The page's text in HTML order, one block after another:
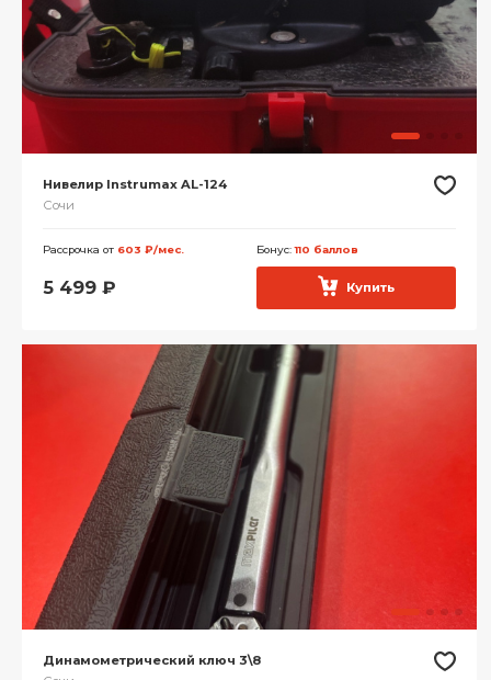
Нивелир Instrumax AL-124
Сочи
Рассрочка от 603 ₽/мес. Бонус:110 баллов
5 499 ₽ Купить
Динамометрический ключ 3\8